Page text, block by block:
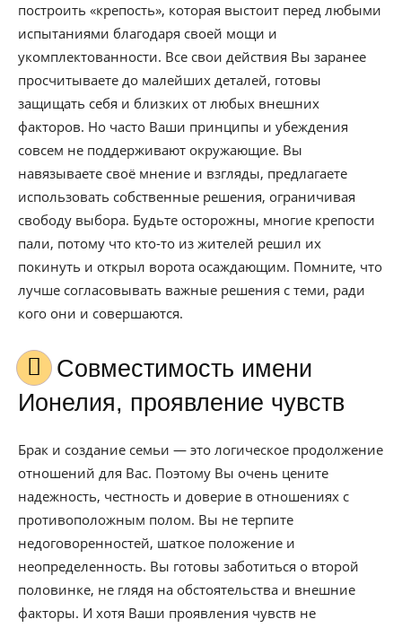
построить «крепость», которая выстоит перед любыми
испытаниями благодаря своей мощи и
укомплектованности. Все свои действия Вы заранее
просчитываете до малейших деталей, готовы
защищать себя и близких от любых внешних
факторов. Но часто Ваши принципы и убеждения
совсем не поддерживают окружающие. Вы
навязываете своё мнение и взгляды, предлагаете
использовать собственные решения, ограничивая
свободу выбора. Будьте осторожны, многие крепости
пали, потому что кто-то из жителей решил их
покинуть и открыл ворота осаждающим. Помните, что
лучше согласовывать важные решения с теми, ради
кого они и совершаются.
Совместимость имени
Ионелия, проявление чувств
Брак и создание семьи — это логическое продолжение
отношений для Вас. Поэтому Вы очень цените
надежность, честность и доверие в отношениях с
противоположным полом. Вы не терпите
недоговоренностей, шаткое положение и
неопределенность. Вы готовы заботиться о второй
половинке, не глядя на обстоятельства и внешние
факторы. И хотя Ваши проявления чувств не